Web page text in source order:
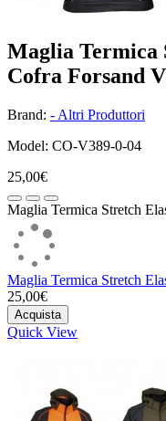
Maglia Termica
Cofra Forsand
Brand: - Altri Produttori
Model: CO-V389-0-04
25,00€
Maglia Termica Stretch
Maglia Termica Stretch
25,00€
Acquista
Quick View